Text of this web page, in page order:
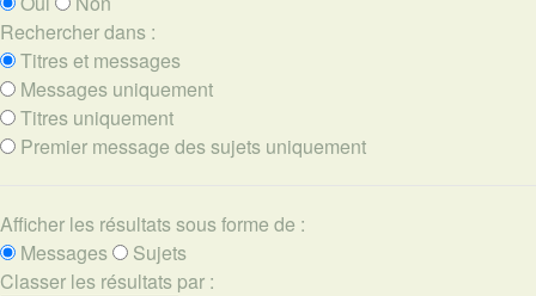
Rechercher dans :
Titres et messages
Messages uniquement
Titres uniquement
Premier message des sujets uniquement
Afficher les résultats sous forme de :
Messages
Sujets
Classer les résultats par :